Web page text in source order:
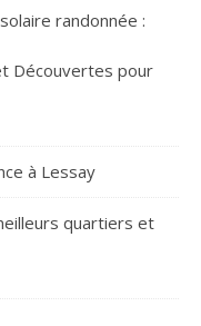
randonnée :
Découvertes pour
à Lessay
quartiers et